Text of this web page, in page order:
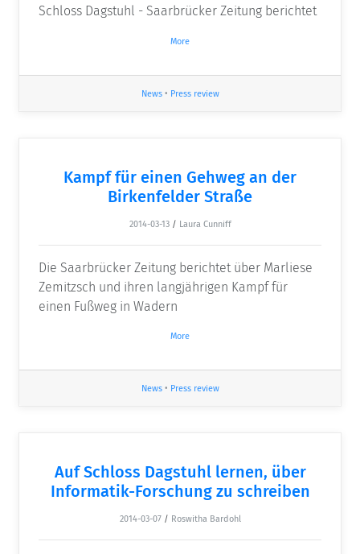
Schloss Dagstuhl - Saarbrücker Zeitung berichtet
More
News• Press review
Kampf für einen Gehweg an der
Birkenfelder Straße
2014-03-13 / Laura Cunniff
Die Saarbrücker Zeitung berichtet über Marliese
Zemitzsch und ihren langjährigen Kampf für
einen Fußweg in Wadern
More
News• Press review
Auf Schloss Dagstuhl lernen, über
Informatik-Forschung zu schreiben
2014-03-07 / Roswitha Bardohl